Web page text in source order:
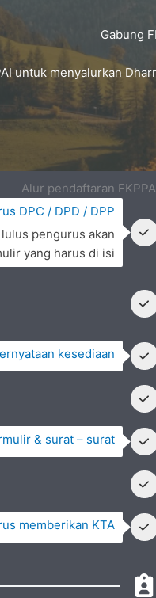
Gabung
untuk menyalurkan
Alur pendaftaran
DPC / DPD / DPP
pengurus akan
yang harus di isi
kesediaan
& surat – surat
memberikan KTA